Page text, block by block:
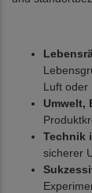
Luft oder
Umwelt,
Technik
sicherer